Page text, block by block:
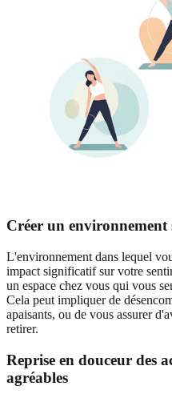
Créer un environnement
L'environnement dans lequel
impact significatif sur votre
un espace chez vous qui vous
Cela peut impliquer de
apaisants, ou de vous assurer
retirer.
Reprise en douceur des
agréables